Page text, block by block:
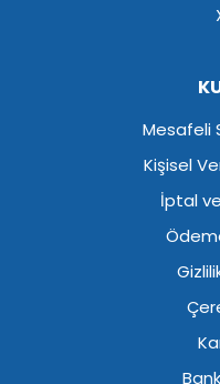
Mesafeli
Kişisel
İptal